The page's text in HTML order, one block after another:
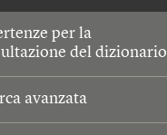
per la
del dizionario
avanzata